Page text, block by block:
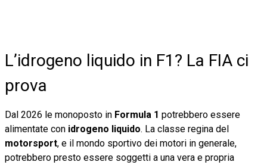
L’idrogeno liquido in F1? La FIA ci
prova
Dal 2026 le monoposto in Formula 1 potrebbero essere
alimentate con idrogeno liquido. La classe regina del
motorsport, e il mondo sportivo dei motori in generale,
potrebbero presto essere soggetti a una vera e propria